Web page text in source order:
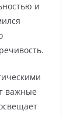
и
важные